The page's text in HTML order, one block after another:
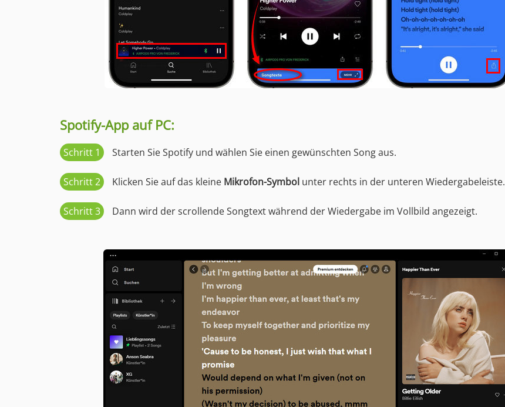
Spotify-App auf PC:
Schritt 1 Starten Sie Spotify und wählen Sie einen gewünschten Song aus.
Schritt 2 Klicken Sie auf das kleine Mikrofon-Symbol unter rechts in der unteren Wiedergabeleiste.
Schritt 3 Dann wird der scrollende Songtext während der Wiedergabe im Vollbild angezeigt.